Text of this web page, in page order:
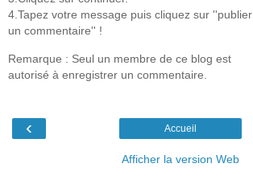
4.Tapez votre message puis cliquez sur ''publier
un commentaire'' !
Remarque : Seul un membre de ce blog est
autorisé à enregistrer un commentaire.
‹ Accueil
Afficher la version Web